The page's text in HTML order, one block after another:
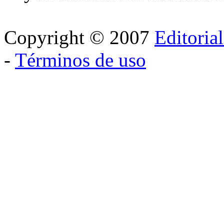
Copyright © 2007
- Términos de uso